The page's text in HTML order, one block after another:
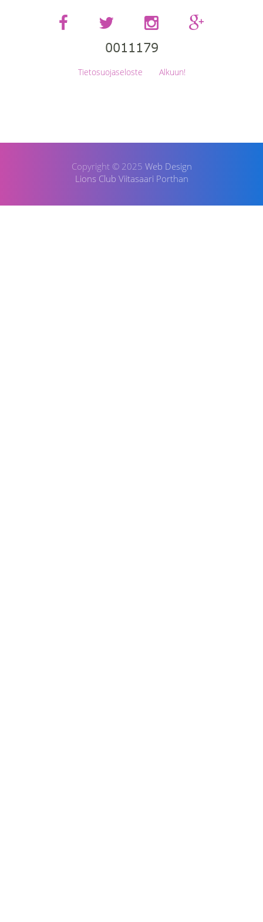
Tietosuojaseloste Alkuun!
Copyright © 2025 Web Design
Lions Club Viitasaari Porthan